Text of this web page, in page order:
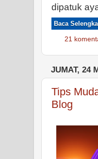
dipatuk
Baca
21
JUMAT, 24
Tips
Blog